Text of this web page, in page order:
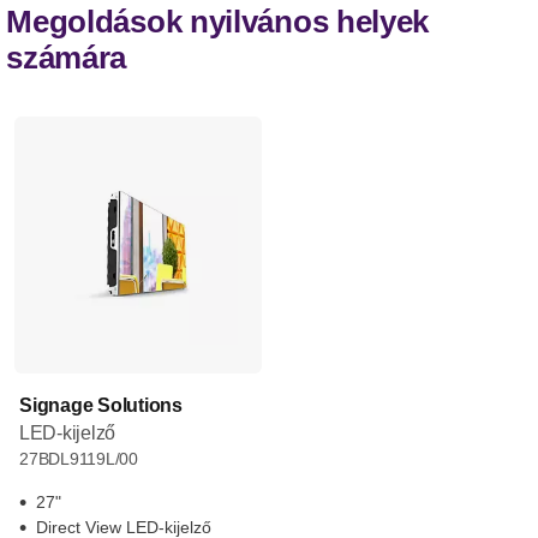
Megoldások nyilvános helyek
számára
Signage Solutions
LED-kijelző
27BDL9119L/00
27"
Direct View LED-kijelző